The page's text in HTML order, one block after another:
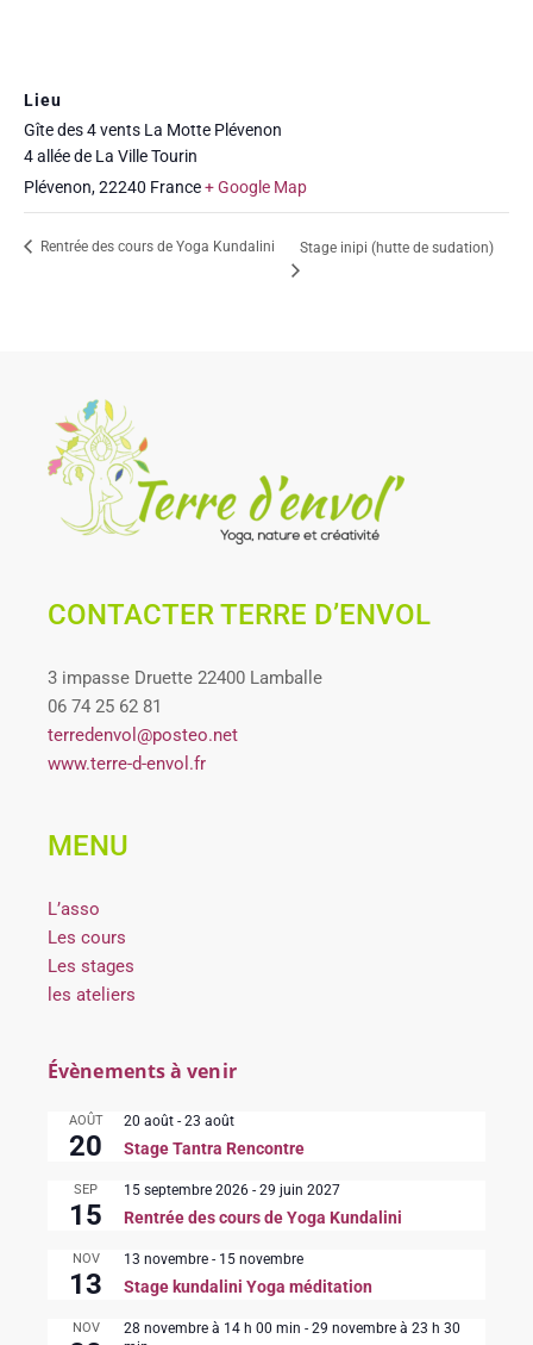
Lieu
Gîte des 4 vents La Motte Plévenon
4 allée de La Ville Tourin
Plévenon,22240 France+ Google Map
Rentrée des cours de Yoga Kundalini Stage inipi (hutte de sudation)
CONTACTER TERRE D’ENVOL
3 impasse Druette 22400 Lamballe
06 74 25 62 81
terredenvol@posteo.net
www.terre-d-envol.fr
MENU
L’asso
Les cours
Les stages
les ateliers
Évènements à venir
AOÛT
20
20 août - 23 août
Stage Tantra Rencontre
SEP
15
15 septembre 2026 - 29 juin 2027
Rentrée des cours de Yoga Kundalini
NOV
13
13 novembre - 15 novembre
Stage kundalini Yoga méditation
NOV 28 novembre à 14 h 00 min - 29 novembre à 23 h 30